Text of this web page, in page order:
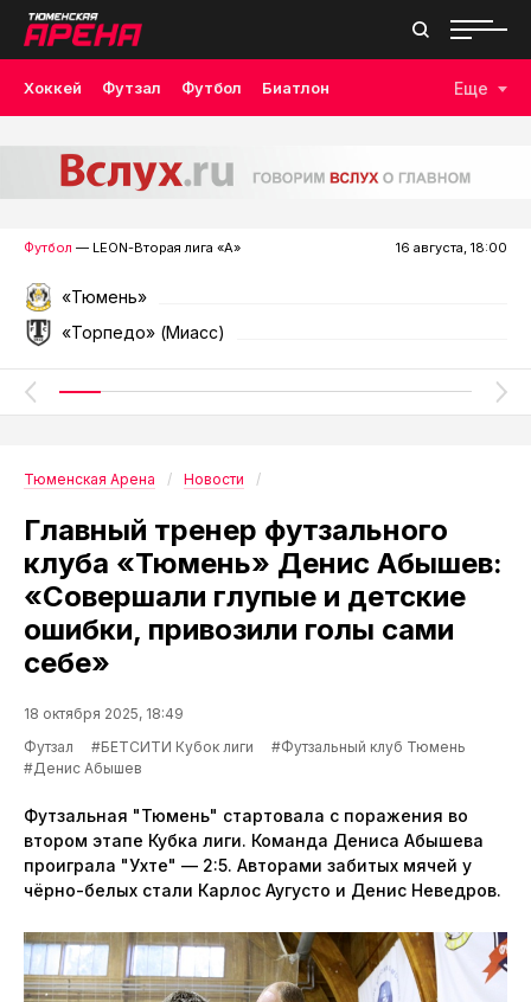
Хоккей Футзал Футбол Биатлон Еще
Футбол — LEON-Вторая лига «А» 16 августа, 18:00
«Тюмень»
«Торпедо» (Миасс)
Тюменская Арена Новости
Главный тренер футзального
клуба «Тюмень» Денис Абышев:
«Совершали глупые и детские
ошибки, привозили голы сами
себе»
18 октября 2025, 18:49
Футзал
#БЕТСИТИ Кубок лиги
#Футзальный клуб Тюмень
#Денис Абышев
Футзальная "Тюмень" стартовала с поражения во
втором этапе Кубка лиги. Команда Дениса Абышева
проиграла "Ухте" — 2:5. Авторами забитых мячей у
чёрно-белых стали Карлос Аугусто и Денис Неведров.